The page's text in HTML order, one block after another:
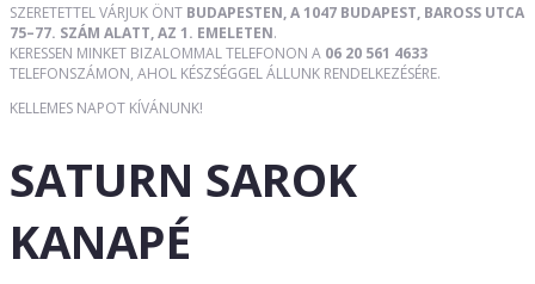
SZERETETTEL VÁRJUK ÖNT BUDAPESTEN, A 1047 BUDAPEST, BAROSS UTCA
75–77. SZÁM ALATT, AZ 1. EMELETEN.
KERESSEN MINKET BIZALOMMAL TELEFONON A 06 20 561 4633
TELEFONSZÁMON, AHOL KÉSZSÉGGEL ÁLLUNK RENDELKEZÉSÉRE.
KELLEMES NAPOT KÍVÁNUNK!
SATURN SAROK
KANAPÉ